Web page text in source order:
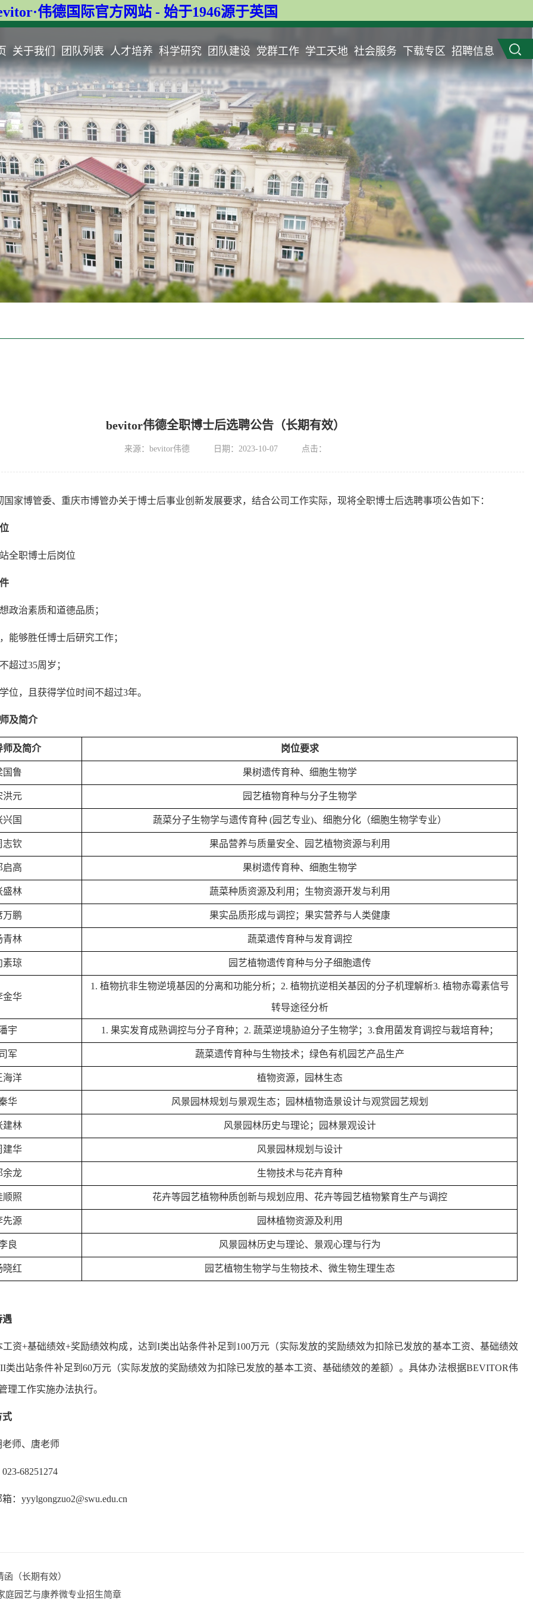
伟德国际官方网站 - 始于1946源于英国
关于我们 团队列表 人才培养 科学研究 团队建设 党群工作 学工天地 社会服务 下载专区 招聘信息
bevitor伟德全职博士后选聘公告（长期有效）
来源：bevitor伟德 日期：2023-10-07 点击：
国家博管委、重庆市博管办关于博士后事业创新发展要求，结合公司工作实际，现将全职博士后选聘事项公告如下：
全职博士后岗位
政治素质和道德品质；
能够胜任博士后研究工作；
超过35周岁；
位，且获得学位时间不超过3年。
及简介
师及简介 岗位要求
国鲁 果树遗传育种、细胞生物学
洪元 园艺植物育种与分子生物学
兴国 蔬菜分子生物学与遗传育种 (园艺专业)、细胞分化（细胞生物学专业）
志钦 果品营养与质量安全、园艺植物资源与利用
启高 果树遗传育种、细胞生物学
盛林 蔬菜种质资源及利用；生物资源开发与利用
万鹏 果实品质形成与调控；果实营养与人类健康
青林 蔬菜遗传育种与发育调控
素琼 园艺植物遗传育种与分子细胞遗传
金华
1. 植物抗非生物逆境基因的分离和功能分析；2. 植物抗逆相关基因的分子机理解析3. 植物赤霉素信号
转导途径分析
宇 1. 果实发育成熟调控与分子育种；2. 蔬菜逆境胁迫分子生物学；3.食用菌发育调控与栽培育种；
军 蔬菜遗传育种与生物技术；绿色有机园艺产品生产
海洋 植物资源，园林生态
华 风景园林规划与景观生态；园林植物造景设计与观赏园艺规划
建林 风景园林历史与理论；园林景观设计
建华 风景园林规划与设计
余龙 生物技术与花卉育种
顺照 花卉等园艺植物种质创新与规划应用、花卉等园艺植物繁育生产与调控
先源 园林植物资源及利用
良 风景园林历史与理论、景观心理与行为
晓红 园艺植物生物学与生物技术、微生物生理生态
遇
资+基础绩效+奖励绩效构成，达到I类出站条件补足到100万元（实际发放的奖励绩效为扣除已发放的基本工资、基础绩效
类出站条件补足到60万元（实际发放的奖励绩效为扣除已发放的基本工资、基础绩效的差额）。具体办法根据BEVITOR伟
理工作实施办法执行。
式
师、唐老师
68251274
：yyylgongzuo2@swu.edu.cn
函（长期有效）
庭园艺与康养微专业招生简章